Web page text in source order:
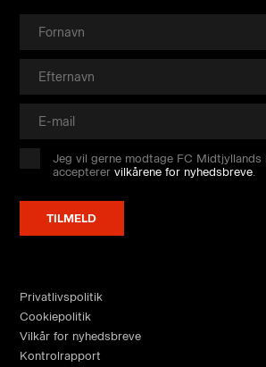
Jeg vil gerne modtage FC Midtjyllands
accepterervilkårene for nyhedsbreve.
Privatlivspolitik
Cookiepolitik
Vilkår for nyhedsbreve
Kontrolrapport